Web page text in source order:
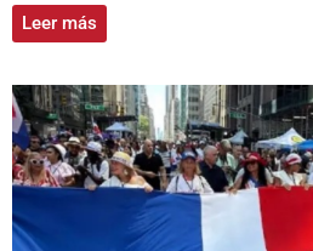
Leer más